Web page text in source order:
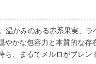
かみのある赤系果実、
かな包容力と本質的な存
、まるでメルロがブレン